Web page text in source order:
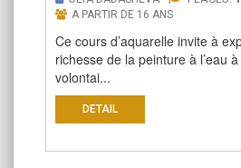
A PARTIR DE 16 ANS
Ce cours d’aquarelle invite à
richesse de la peinture à l’eau
volontai...
DETAIL